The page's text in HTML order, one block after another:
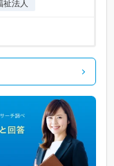
祉法人